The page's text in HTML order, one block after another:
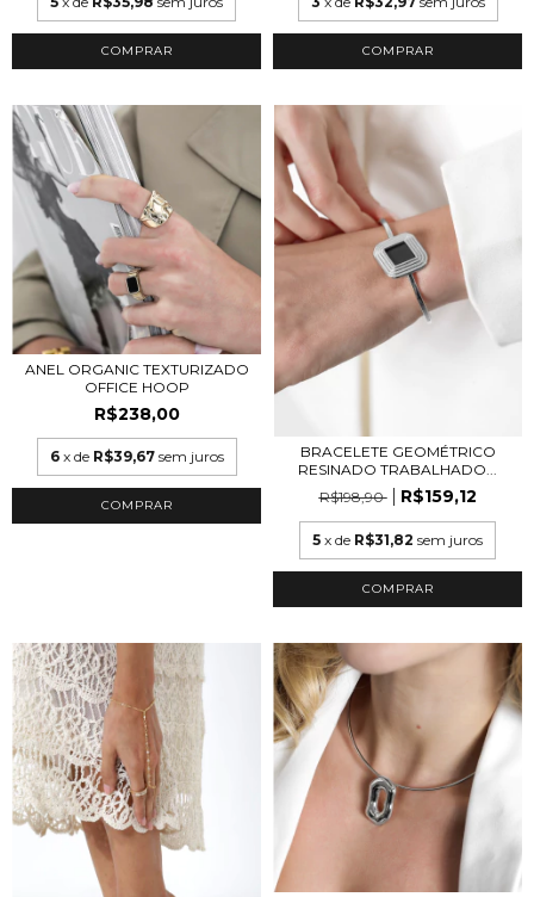
COMPRAR COMPRAR
ANEL ORGANIC TEXTURIZADO
OFFICE HOOP
R$238,00
6 x de R$39,67 sem juros
COMPRAR
BRACELETE GEOMÉTRICO
RESINADO TRABALHADO...
R$198,90
R$159,12
5 x de R$31,82 sem juros
COMPRAR